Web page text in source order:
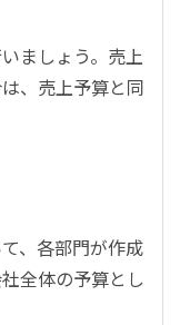
ましょう。売上
、売上予算と同
、各部門が作成
全体の予算とし